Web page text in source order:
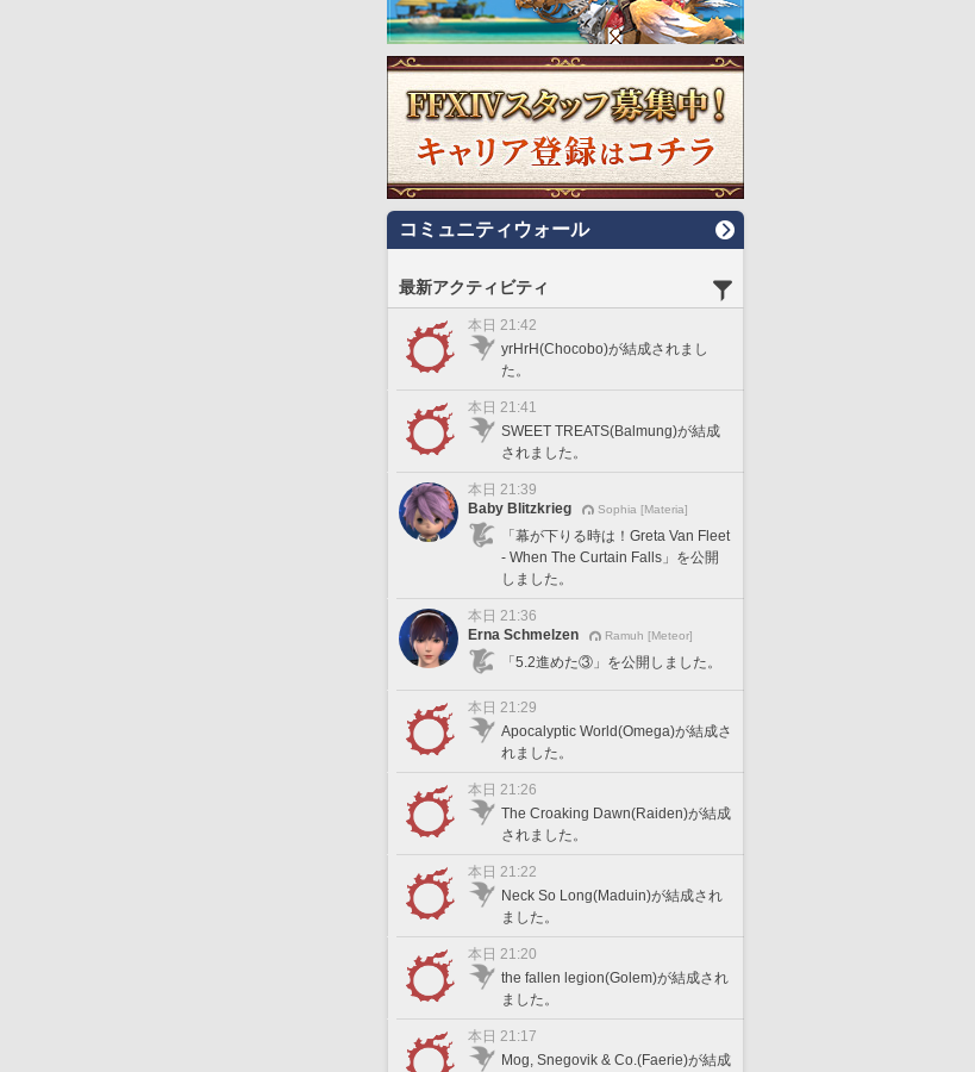
コミュニティウォール
最新アクティビティ
本日 21:42
yrHrH(Chocobo)が結成されまし
た。
本日 21:41
SWEET TREATS(Balmung)が結成
されました。
本日 21:39
Baby Blitzkrieg
Sophia [Materia]
「幕が下りる時は！Greta Van Fleet
- When The Curtain Falls」を公開
しました。
本日 21:36
Erna Schmelzen
Ramuh [Meteor]
「5.2進めた③」を公開しました。
本日 21:29
Apocalyptic World(Omega)が結成さ
れました。
本日 21:26
The Croaking Dawn(Raiden)が結成
されました。
本日 21:22
Neck So Long(Maduin)が結成され
ました。
本日 21:20
the fallen legion(Golem)が結成され
ました。
本日 21:17
Mog, Snegovik & Co.(Faerie)が結成